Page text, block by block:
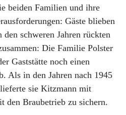
beiden Familien und ihre
Gäste blieben
schweren Jahren rückten
Die Familie Polster
Gaststätte noch einen
Als in den Jahren nach 1945
sie Kitzmann mit
den Braubetrieb zu sichern.